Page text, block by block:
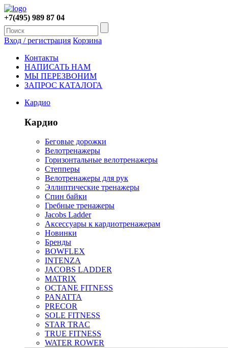
+7(495) 989 87 04
Вход / регистрация Корзина
Контакты
НАПИСАТЬ НАМ
МЫ ПЕРЕЗВОНИМ
ЗАПРОС КАТАЛОГА
Кардио
Кардио
Беговые дорожки
Велотренажеры
Горизонтальные велотренажеры
Степперы
Велотренажеры для рук
Эллиптические тренажеры
Спин байки
Гребные тренажеры
Jacobs Ladder
Аксессуары к кардиотренажерам
Новинки
Бренды
BOWFLEX
INTENZA
JACOBS LADDER
MATRIX
OCTANE FITNESS
PANATTA
PRECOR
SOLE FITNESS
STAR TRAC
TRUE FITNESS
WATER ROWER